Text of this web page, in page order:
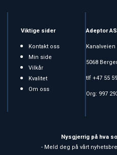
Viktige sider
Kontakt oss
Min side
Vilkår
Kvalitet
Om oss
Adeptor AS
Kanalveien
5068
tlf +47 55
Org: 997
Nysgjerrig på hva
- Meld deg på vårt